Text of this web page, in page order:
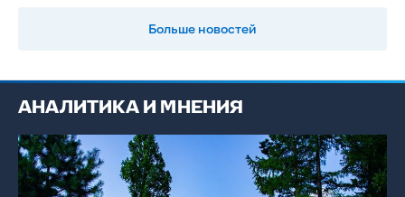
Больше новостей
АНАЛИТИКА И МНЕНИЯ